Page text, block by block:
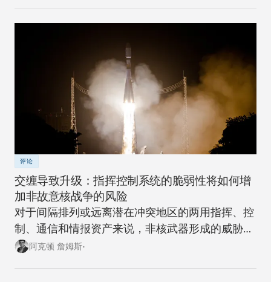
评论
交缠导致升级：指挥控制系统的脆弱性将如何增
加非故意核战争的风险
对于间隔排列或远离潜在冲突地区的两用指挥、控
制、通信和情报资产来说，非核武器形成的威胁越
来越大。
阿克顿 詹姆斯•